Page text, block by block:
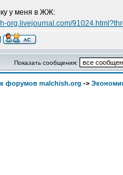
у меня в ЖЖ:
org.livejournal.com/
Показать сообщения:
форумов malchish.org ->